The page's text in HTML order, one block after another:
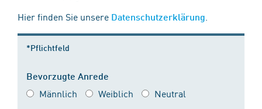
Hier finden Sie unsere Datenschutzerklärung
*Pflichtfeld
Bevorzugte Anrede
Männlich Weiblich Neutral